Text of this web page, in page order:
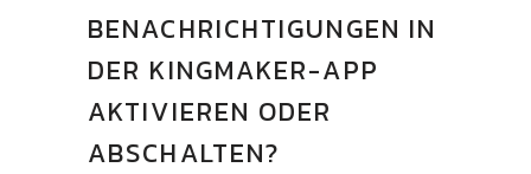
BENACHRICHTIGUNGEN IN
DER KINGMAKER-APP
AKTIVIEREN ODER
ABSCHALTEN?